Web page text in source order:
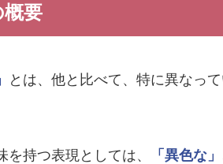
概要
とは、他と比べて、特に異なっ
を持つ表現としては、 「異色な」